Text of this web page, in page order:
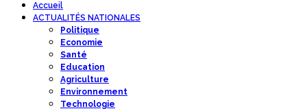
Accueil
ACTUALITÉS NATIONALES
Politique
Economie
Santé
Education
Agriculture
Environnement
Technologie